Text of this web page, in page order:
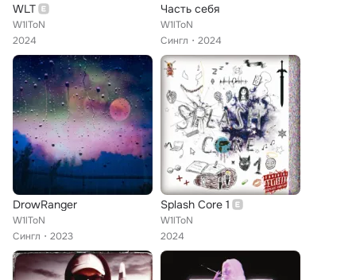
WLT
W1lToN
2024
Часть себя
W1lToN
Сингл
2024
DrowRanger
W1lToN
Сингл
2023
Splash Core 1
W1lToN
2024